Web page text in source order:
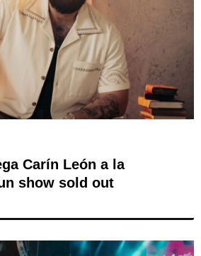
Carín León a la
show sold out